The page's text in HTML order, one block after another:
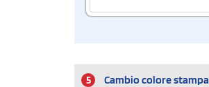
5 Cambio colore stampa